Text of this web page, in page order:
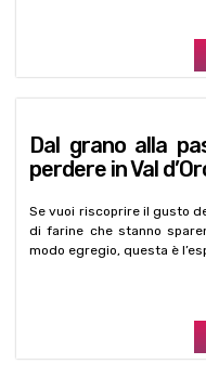
perdere in Val
Se vuoi riscoprire il gusto
di farine che stanno
Trovare i tartufi e